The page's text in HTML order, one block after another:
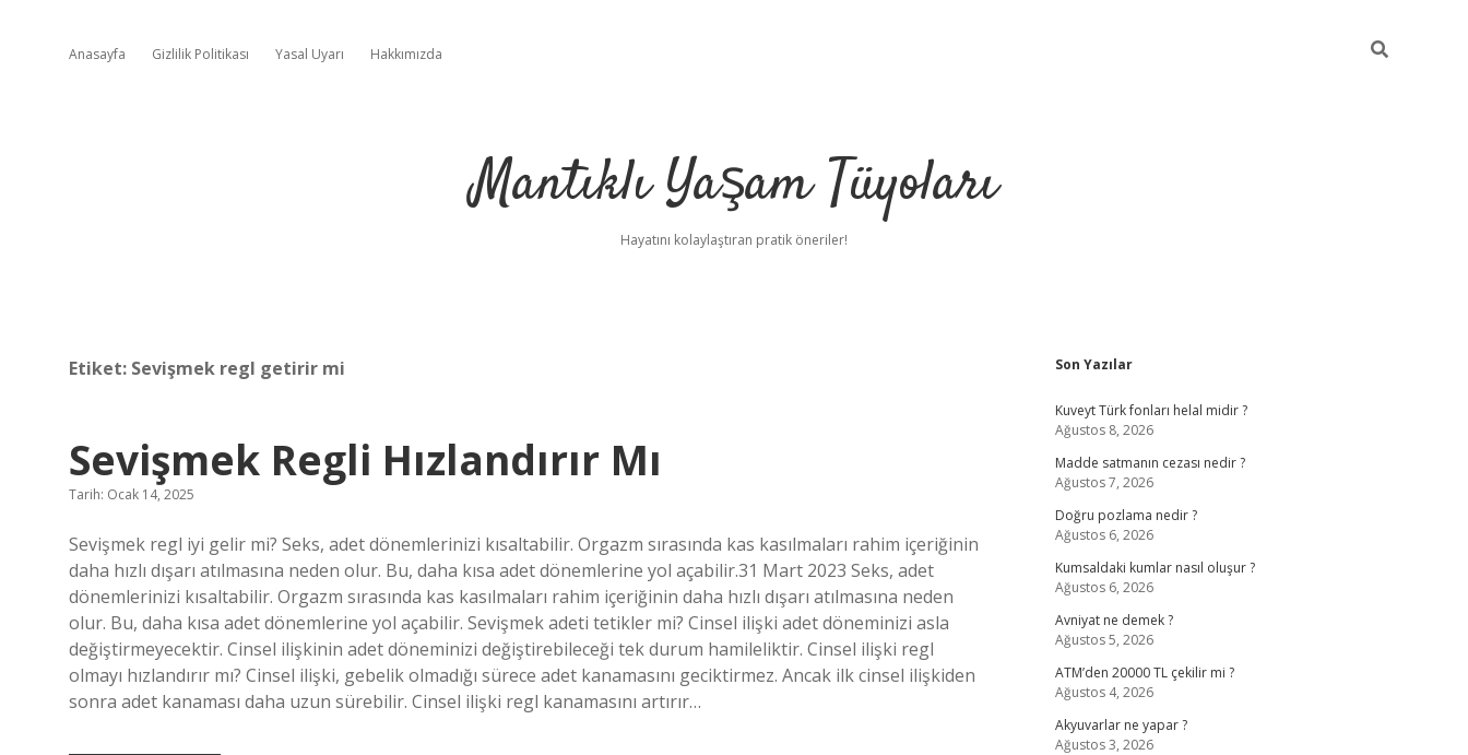
Anasayfa Gizlilik Politikası Yasal Uyarı Hakkımızda
Mantıklı Yaşam Tüyoları
Hayatını kolaylaştıran pratik öneriler!
Etiket: Sevişmek regl getirir mi
Sevişmek Regli Hızlandırır Mı
Tarih: Ocak 14, 2025
Sevişmek regl iyi gelir mi? Seks, adet dönemlerinizi kısaltabilir. Orgazm sırasında kas kasılmaları rahim içeriğinin
daha hızlı dışarı atılmasına neden olur. Bu, daha kısa adet dönemlerine yol açabilir.31 Mart 2023 Seks, adet
dönemlerinizi kısaltabilir. Orgazm sırasında kas kasılmaları rahim içeriğinin daha hızlı dışarı atılmasına neden
olur. Bu, daha kısa adet dönemlerine yol açabilir. Sevişmek adeti tetikler mi? Cinsel ilişki adet döneminizi asla
değiştirmeyecektir. Cinsel ilişkinin adet döneminizi değiştirebileceği tek durum hamileliktir. Cinsel ilişki regl
olmayı hızlandırır mı? Cinsel ilişki, gebelik olmadığı sürece adet kanamasını geciktirmez. Ancak ilk cinsel ilişkiden
sonra adet kanaması daha uzun sürebilir. Cinsel ilişki regl kanamasını artırır…
Sidebar
Son Yazılar
Kuveyt Türk fonları helal midir ?
Ağustos 8, 2026
Madde satmanın cezası nedir ?
Ağustos 7, 2026
Doğru pozlama nedir ?
Ağustos 6, 2026
Kumsaldaki kumlar nasıl oluşur ?
Ağustos 6, 2026
Avniyat ne demek ?
Ağustos 5, 2026
ATM’den 20000 TL çekilir mi ?
Ağustos 4, 2026
Akyuvarlar ne yapar ?
Ağustos 3, 2026